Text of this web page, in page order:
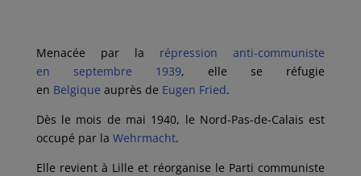
Menacée par la répression anti-communiste
en septembre 1939, elle se réfugie
en Belgique auprès de Eugen Fried.
Dès le mois de mai 1940, le Nord-Pas-de-Calais est
occupé par la Wehrmacht.
Elle revient à Lille et réorganise le Parti communiste